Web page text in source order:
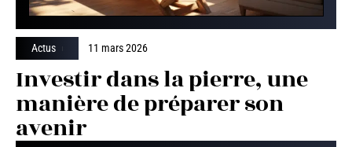
Actus 11 mars 2026
Investir dans la pierre, une
manière de préparer son
avenir